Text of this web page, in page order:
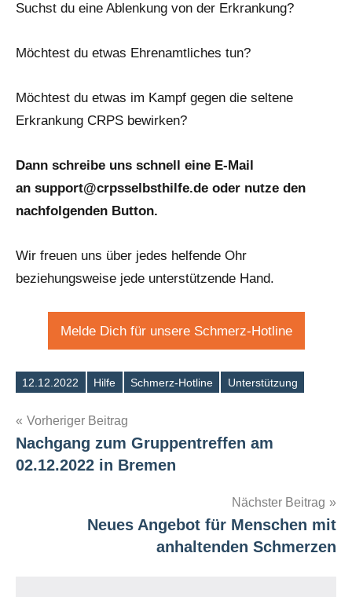
Suchst du eine Ablenkung von der Erkrankung?
Möchtest du etwas Ehrenamtliches tun?
Möchtest du etwas im Kampf gegen die seltene
Erkrankung CRPS bewirken?
Dann schreibe uns schnell eine E-Mail
an support@crpsselbsthilfe.de oder nutze den
nachfolgenden Button.
Wir freuen uns über jedes helfende Ohr
beziehungsweise jede unterstützende Hand.
Melde Dich für unsere Schmerz-Hotline
Schlagwörter
12.12.2022 Hilfe Schmerz-Hotline Unterstützung
Beitragsnavigation
Vorheriger Beitrag
Nachgang zum Gruppentreffen am
02.12.2022 in Bremen
Nächster Beitrag
Neues Angebot für Menschen mit
anhaltenden Schmerzen